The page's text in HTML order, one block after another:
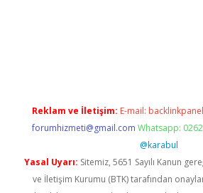
Reklam ve İletişim: E-mail:
forumhizmeti@gmail.com Whatsapp:
@karabul
Yasal Uyarı: Sitemiz, 5651 Sayılı Kanun
ve İletişim Kurumu (BTK) tarafından